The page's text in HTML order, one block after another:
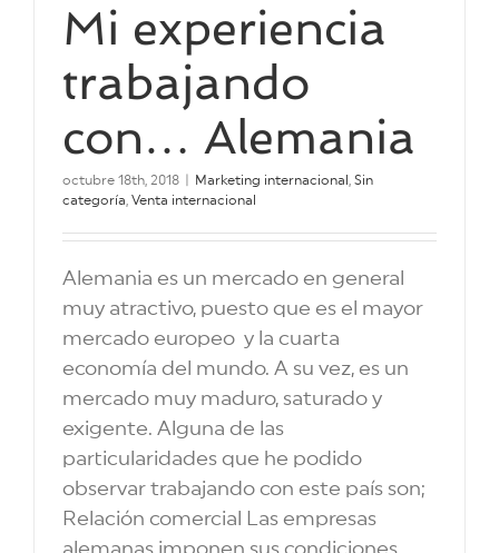
Mi experiencia
trabajando
con… Alemania
octubre 18th, 2018 Marketing internacional
Sin
categoría Venta internacional
Alemania es un mercado en general
muy atractivo, puesto que es el mayor
mercado europeo y la cuarta
economía del mundo. A su vez, es un
mercado muy maduro, saturado y
exigente. Alguna de las
particularidades que he podido
observar trabajando con este país son;
Relación comercial Las empresas
alemanas imponen sus condiciones